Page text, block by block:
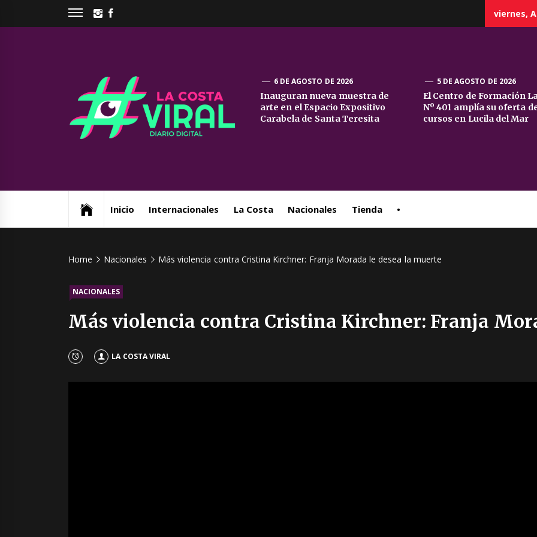
INSTAGRAM
viernes,
La
Costa
6 DE AGOSTO DE 2026
Inauguran nueva muestra de
arte en el Espacio Expositivo
Carabela de Santa Teresita
5 DE AGOSTO DE 2026
El Centro de Formación
Nº 401 amplía su oferta
cursos en Lucila del Mar
Inicio Internacionales La Costa Nacionales Tienda •
Home Nacionales Más violencia contra Cristina Kirchner: Franja Morada le desea la muerte
NACIONALES
Más violencia contra Cristina Kirchner: Franja
LA COSTA VIRAL